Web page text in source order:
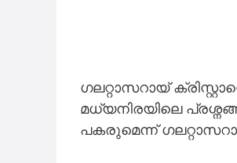
ഗലറ്റാസറായ്
മധ്യനിരയിലെ
പകരുമെന്ന്